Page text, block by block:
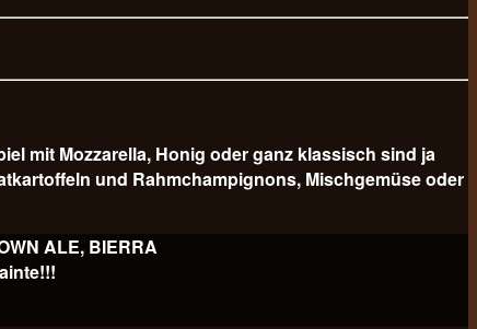
mit Mozzarella, Honig oder ganz klassisch sind ja
und Rahmchampignons, Mischgemüse oder
ALE, BIERRA